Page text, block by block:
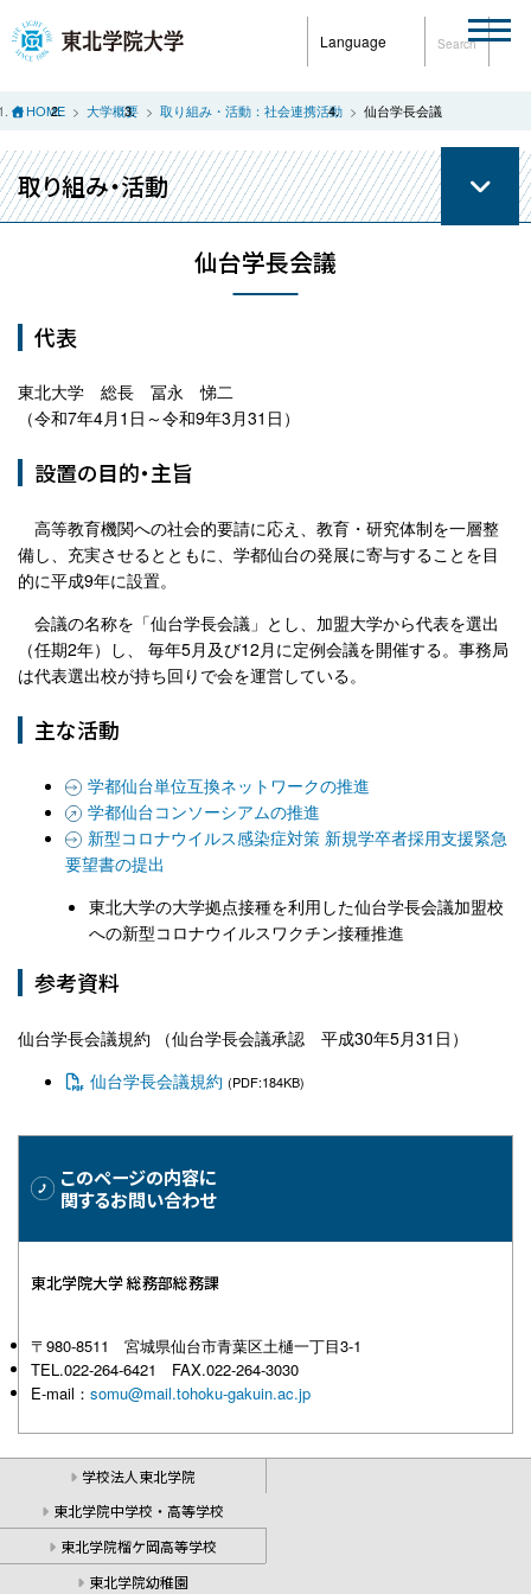
Language Search
HOME 大学概要 取り組み・活動：社会連携活動 仙台学長会議
取り組み・活動
仙台学長会議
代表
東北大学 総長 冨永 悌二
（令和7年4月1日～令和9年3月31日）
設置の目的・主旨
高等教育機関への社会的要請に応え、教育・研究体制を一層整
備し、充実させるとともに、学都仙台の発展に寄与することを目
的に平成9年に設置。
会議の名称を「仙台学長会議」とし、加盟大学から代表を選出
（任期2年）し、 毎年5月及び12月に定例会議を開催する。事務局
は代表選出校が持ち回りで会を運営している。
主な活動
学都仙台単位互換ネットワークの推進
学都仙台コンソーシアムの推進
新型コロナウイルス感染症対策 新規学卒者採用支援緊急
要望書の提出
東北大学の大学拠点接種を利用した仙台学長会議加盟校
への新型コロナウイルスワクチン接種推進
参考資料
仙台学長会議規約 （仙台学長会議承認 平成30年5月31日）
仙台学長会議規約 (PDF:184KB)
このページの内容に
関するお問い合わせ
東北学院大学 総務部総務課
〒980-8511 宮城県仙台市青葉区土樋一丁目3-1
TEL.022-264-6421 FAX.022-264-3030
E-mail： somu@mail.tohoku-gakuin.ac.jp
学校法人東北学院
東北学院中学校・高等学校
東北学院榴ケ岡高等学校
東北学院幼稚園